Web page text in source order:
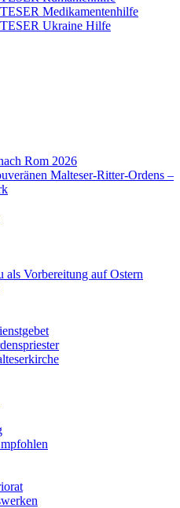
Medikamentenhilfe
Ukraine Hilfe
Rom 2026
Malteser-Ritter-Ordens –
als Vorbereitung auf Ostern